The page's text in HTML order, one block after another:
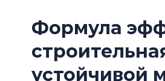
Формула
устойчивой